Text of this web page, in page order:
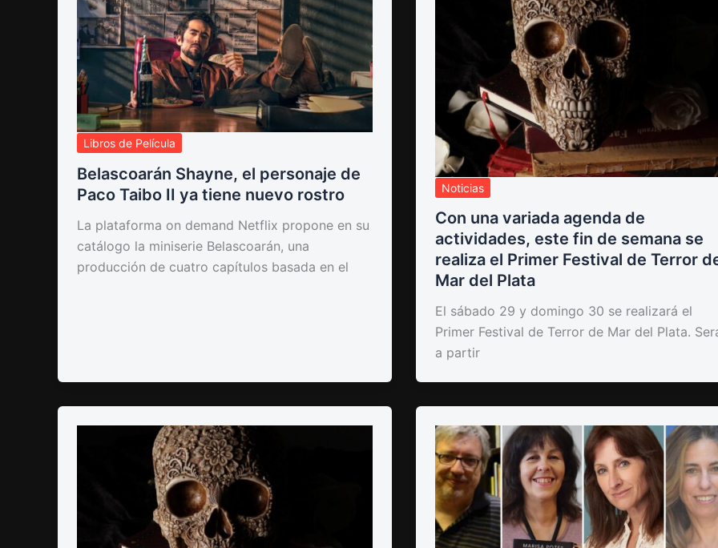
Libros de Película
Belascoarán Shayne, el personaje de
Paco Taibo II ya tiene nuevo rostro
La plataforma on demand Netflix propone en su
catálogo la miniserie Belascoarán, una
producción de cuatro capítulos basada en el
Noticias
Con una variada agenda de
actividades, este fin de semana se
realiza el Primer Festival de Terror
Mar del Plata
El sábado 29 y domingo 30 se realizará el
Primer Festival de Terror de Mar del Plata.
a partir